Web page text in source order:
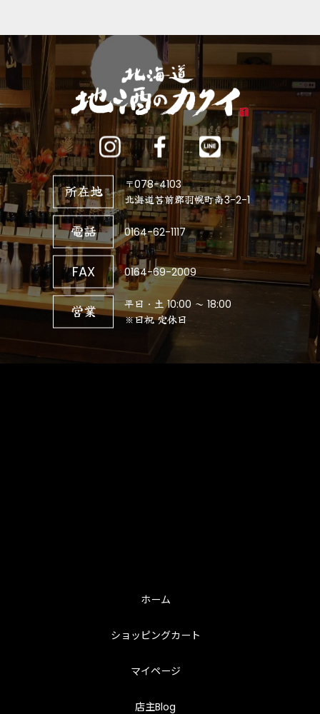
所在地
〒078-4103
北海道苫前郡羽幌町南3-2-1
電話 0164-62-1117
FAX 0164-69-2009
営業
平日・土 10:00 ～ 18:00
※日祝 定休日
ホーム
ショッピングカート
マイページ
店主Blog